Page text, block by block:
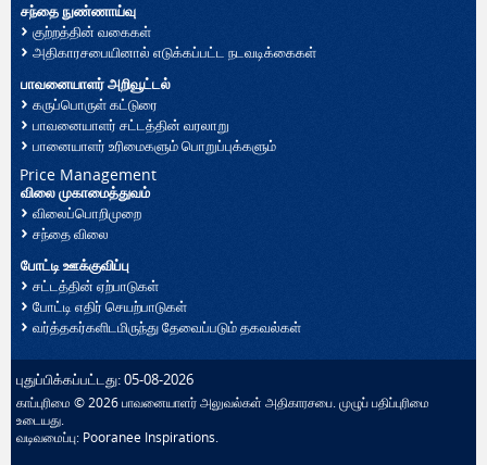
சந்தை நுண்ணாய்வு
குற்றத்தின் வகைகள்
அதிகாரசபையினால் எடுக்கப்பட்ட நடவடிக்கைகள்
பாவனையாளர் அறிவூட்டல்
கருப்பொருள் கட்டுரை
பாவனையாளர் சட்டத்தின் வரலாறு
பானையாளர் உரிமைகளும் பொறுப்புக்களும்
Price Management
விலை முகாமைத்துவம்
விலைப்பொறிமுறை
சந்தை விலை
போட்டி ஊக்குவிப்பு
சட்டத்தின் ஏற்பாடுகள்
போட்டி எதிர் செயற்பாடுகள்
வர்த்தகர்களிடமிருந்து தேவைப்படும் தகவல்கள்
புதுப்பிக்கப்பட்டது: 05-08-2026
காப்புரிமை © 2026 பாவனையாளர் அலுவல்கள் அதிகாரசபை. முழுப் பதிப்புரிமை
உடையது.
வடிவமைப்பு: Pooranee Inspirations